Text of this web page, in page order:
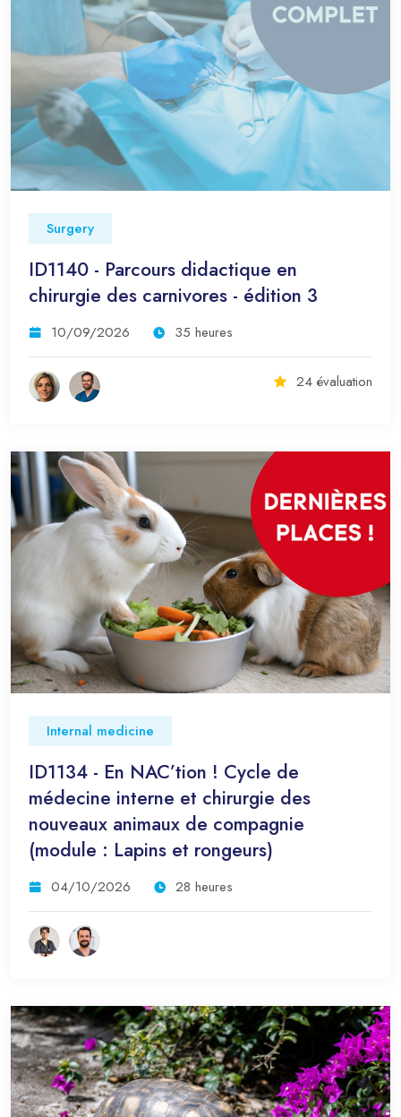
Surgery
ID1140 - Parcours didactique en
chirurgie des carnivores - édition 3
10/09/2026 35 heures
24 évaluation
Internal medicine
ID1134 - En NAC’tion ! Cycle de
médecine interne et chirurgie des
nouveaux animaux de compagnie
(module : Lapins et rongeurs)
04/10/2026 28 heures